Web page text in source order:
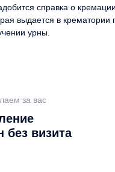
справка о кремации,
выдается в крематории
урны.
за вас
без визита